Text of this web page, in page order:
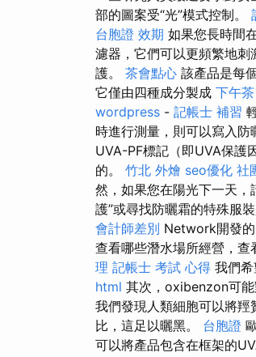
部的圖案受“光”模式控制。
台胞證 效期 如果您長時間
濾器，它們可以更頻繁地
護。 茶會點心 該產品是每
它僅由四種成分製成 下午
wordpress - 記帳士 補習
時進行測量，則可以寫入防
UVA-PF標記（即UVA保護
的。 竹北 外燴 seo優化 社
然，如果您在陽光下一天，
護”或尋找防曬霜的特殊服
會計師差別 Network開發
查看哪些潛水場所經營，查
理 記帳士 考試 心得 我們
html 其次，oxibenzon可能
我們發現人類細胞可以將
比，這足以曬黑。 台胞證
可以將產品包含在框架的